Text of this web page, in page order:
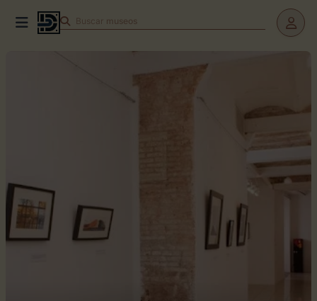
Buscar teatros